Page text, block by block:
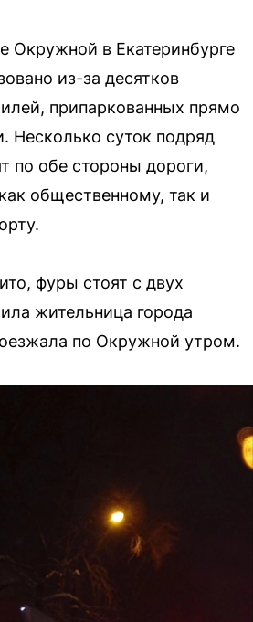
Окружной в Екатеринбурге
из-за десятков
припаркованных прямо
Несколько суток подряд
по обе стороны дороги,
общественному, так и
фуры стоят с двух
жительница города
по Окружной утром.